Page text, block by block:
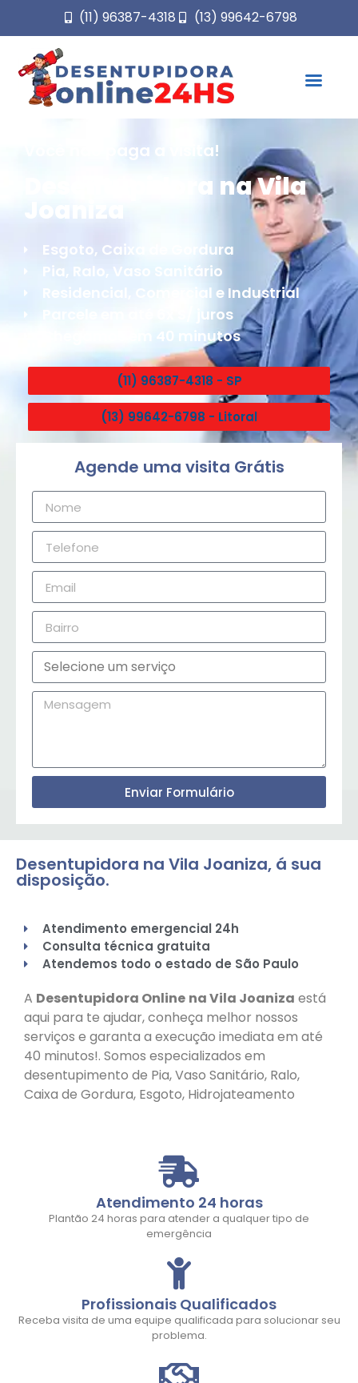
(11) 96387-4318 (13) 99642-6798
Você não paga a visita!
Desentupidora na Vila
Joaniza
Esgoto, Caixa de Gordura
Pia, Ralo, Vaso Sanitário
Residencial, Comercial e Industrial
Parcele em até 6x S/ juros
Chegamos em 40 minutos
(11) 96387-4318 - SP
(13) 99642-6798 - Litoral
Agende uma visita Grátis
Enviar Formulário
Desentupidora na Vila Joaniza, á sua
disposição.
Atendimento emergencial 24h
Consulta técnica gratuita
Atendemos todo o estado de São Paulo
A Desentupidora Online na Vila Joaniza está
aqui para te ajudar, conheça melhor nossos
serviços e garanta a execução imediata em até
40 minutos!. Somos especializados em
desentupimento de Pia, Vaso Sanitário, Ralo,
Caixa de Gordura, Esgoto, Hidrojateamento
Atendimento 24 horas
Plantão 24 horas para atender a qualquer tipo de
emergência
Profissionais Qualificados
Receba visita de uma equipe qualificada para solucionar seu
problema.